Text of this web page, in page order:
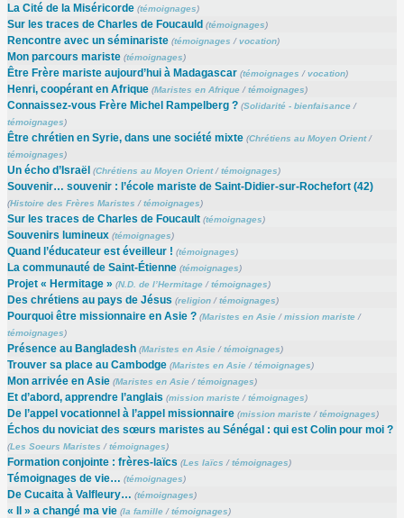
La Cité de la Miséricorde (témoignages)
Sur les traces de Charles de Foucauld (témoignages)
Rencontre avec un séminariste (témoignages /vocation)
Mon parcours mariste (témoignages)
Être Frère mariste aujourd’hui à Madagascar (témoignages /vocation)
Henri, coopérant en Afrique (Maristes en Afrique/témoignages)
Connaissez-vous Frère Michel Rampelberg ? (Solidarité - bienfaisance/
témoignages)
Être chrétien en Syrie, dans une société mixte (Chrétiens au Moyen Orient/
témoignages)
Un écho d’Israël (Chrétiens au Moyen Orient/témoignages)
Souvenir… souvenir : l’école mariste de Saint-Didier-sur-Rochefort (42)
(Histoire des Frères Maristes /témoignages)
Sur les traces de Charles de Foucault (témoignages)
Souvenirs lumineux (témoignages)
Quand l’éducateur est éveilleur ! (témoignages)
La communauté de Saint-Étienne (témoignages)
Projet « Hermitage » (N.D. de l’Hermitage/témoignages)
Des chrétiens au pays de Jésus (religion/témoignages)
Pourquoi être missionnaire en Asie ? (Maristes en Asie/mission mariste/
témoignages)
Présence au Bangladesh (Maristes en Asie/témoignages)
Trouver sa place au Cambodge (Maristes en Asie/témoignages)
Mon arrivée en Asie (Maristes en Asie/témoignages)
Et d’abord, apprendre l’anglais (mission mariste/témoignages)
De l’appel vocationnel à l’appel missionnaire (mission mariste/témoignages)
Échos du noviciat des sœurs maristes au Sénégal : qui est Colin pour moi ?
(Les Soeurs Maristes /témoignages)
Formation conjointe : frères-laïcs (Les laïcs /témoignages)
Témoignages de vie… (témoignages)
De Cucaita à Valfleury… (témoignages)
« Il » a changé ma vie (la famille/témoignages)